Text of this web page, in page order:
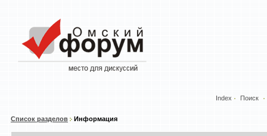
Index Поиск
Список разделов Информация